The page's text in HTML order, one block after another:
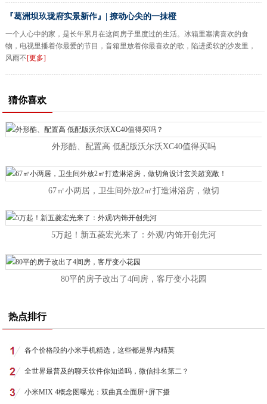
『葛洲坝玖珑府实景新作』| 撩动心尖的一抹橙
一个人心中的家，是长年累月在这间房子里度过的生活。冰箱里塞满喜欢的食
物，电视里播着你最爱的节目，音箱里放着你最喜欢的歌，陷进柔软的沙发里，
风雨不[更多]
猜你喜欢
外形酷、配置高 低配版沃尔沃XC40值得买吗
67㎡小两居，卫生间外放2㎡打造淋浴房，做切
5万起！新五菱宏光来了：外观/内饰开创先河
80平的房子改出了4间房，客厅变小花园
热点排行
各个价格段的小米手机精选，这些都是界内精英
全世界最普及的聊天软件你知道吗，微信排名第二？
小米MIX 4概念图曝光：双曲真全面屏+屏下摄